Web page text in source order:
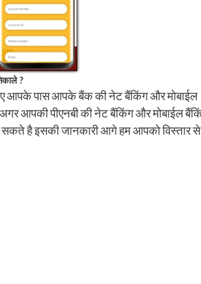
?
आपके पास आपके बैंक की नेट बैंकिंग और मोबाईल
आपकी पीएनबी की नेट बैंकिंग और मोबाईल
है इसकी जानकारी आगे हम आपको विस्तार से